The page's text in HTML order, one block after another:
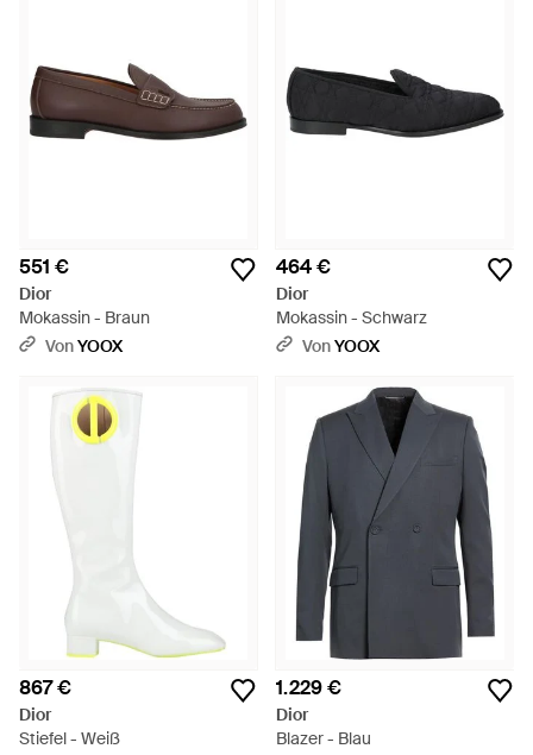
551 €
Dior
Mokassin - Braun
VonYOOX
464 €
Dior
Mokassin - Schwarz
VonYOOX
867 €
Dior
Stiefel - Weiß
1.229 €
Dior
Blazer - Blau